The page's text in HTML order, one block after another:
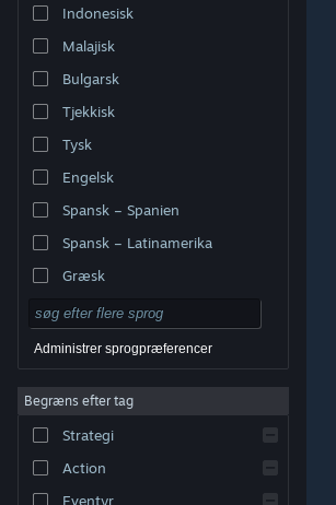
varemærker tilhører deres respektive indehavere i USA
Tilgængelighed
Refunderinger|
Indonesisk
Malajisk
Bulgarsk
Tjekkisk
Tysk
Engelsk
Spansk – Spanien
Spansk – Latinamerika
Græsk
Administrer sprogpræferencer
Begræns efter tag
Strategi
Action
Eventyr